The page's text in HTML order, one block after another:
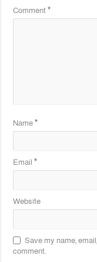
Comment*
Name*
Email*
Website
Save my name,
comment.